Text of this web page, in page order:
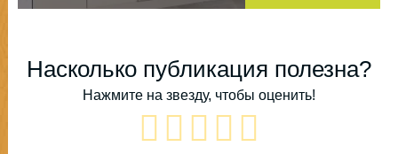
Насколько публикация полезна?
Нажмите на звезду, чтобы оценить!